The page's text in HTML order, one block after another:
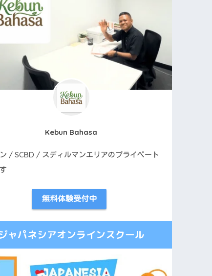
Kebun Bahasa
/ SCBD / スディルマンエリアのプライベート
無料体験受付中
ャパネシアオンラインスクール